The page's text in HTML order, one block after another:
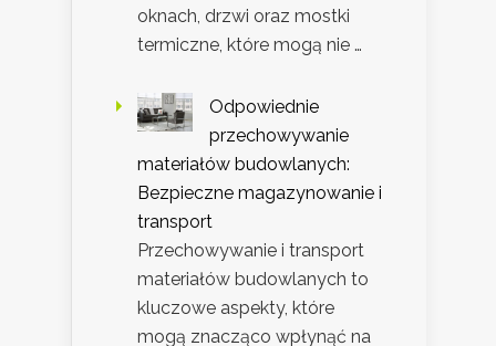
oknach, drzwi oraz mostki
termiczne, które mogą nie …
Odpowiednie
przechowywanie
materiałów budowlanych:
Bezpieczne magazynowanie i
transport
Przechowywanie i transport
materiałów budowlanych to
kluczowe aspekty, które
mogą znacząco wpłynąć na